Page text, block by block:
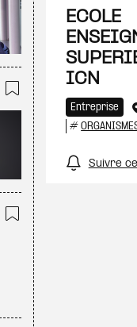
Ajouter à ma
Ajouter à ma
ECOLE
ICN
Entreprise
#
Suivre